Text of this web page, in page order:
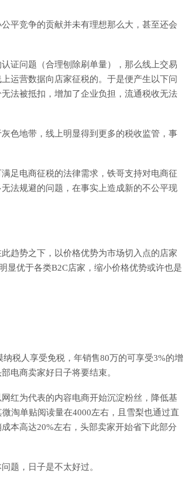
平竞争的贡献并未有理想那么大，甚至还会
证问题（合理刨除刷单量），那么线上交易
运营数据向店家征税的。于是便产生以下问
法被抵扣，增加了企业负担，流通税收无法
色地带，线上明显得到更多的税收监管，事
足电商征税的法律需求，铁哥支持对电商征
法规避的问题，在事实上造成新的不公平现
趋势之下，以价格优势为市场切入点的店家
显优于各类B2C店家，缩小价格优势或许也是
税人享受免税，年销售80万的可享受3%的增
电商卖家好日子将要结束。
红为代表的内容电商开始沉淀粉丝，降低基
淘单贴阅读量在4000左右，且雪梨也通过直
本高达20%左右，头部卖家开始省下此部分
题，日子是不太好过。